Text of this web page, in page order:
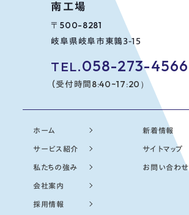
南工場
〒500-8281
岐阜県岐阜市東鶉3-15
TEL.058-273-4566
（受付時間 8:40~17:20）
ホーム
サービス紹介
私たちの強み
会社案内
採用情報
新着情報
サイトマップ
お問い合わせ